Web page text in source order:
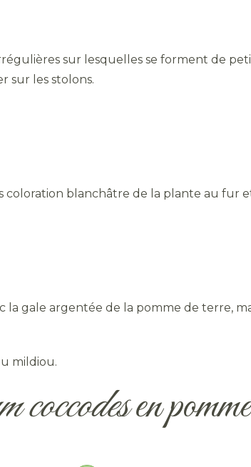
sur lesquelles se forment de
sur les stolons.
blanchâtre de la plante au fur
gale argentée de la pomme de terre,
mildiou.
coccodesen